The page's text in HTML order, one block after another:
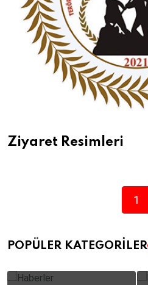
Ziyaret Resimleri
1
POPÜLER KATEGORILER